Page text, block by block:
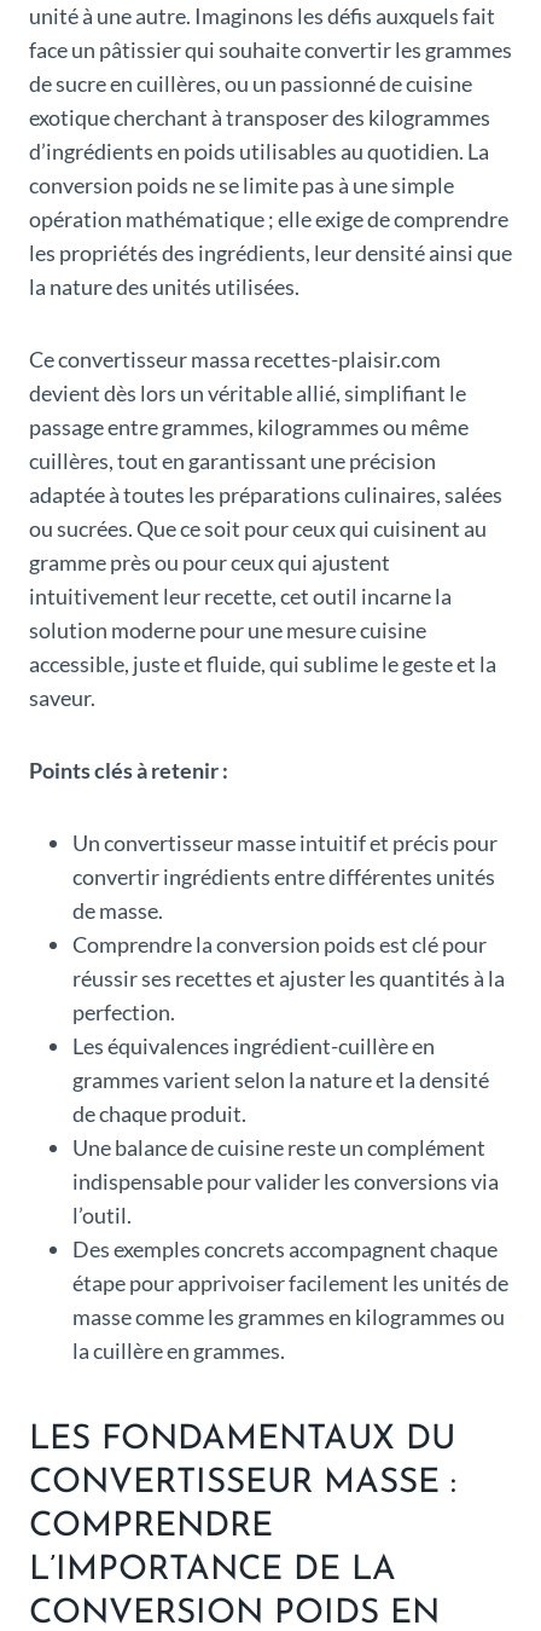
unité à une autre. Imaginons les défis auxquels fait
face un pâtissier qui souhaite convertir les grammes
de sucre en cuillères, ou un passionné de cuisine
exotique cherchant à transposer des kilogrammes
d’ingrédients en poids utilisables au quotidien. La
conversion poids ne se limite pas à une simple
opération mathématique ; elle exige de comprendre
les propriétés des ingrédients, leur densité ainsi que
la nature des unités utilisées.
Ce convertisseur massa recettes-plaisir.com
devient dès lors un véritable allié, simplifiant le
passage entre grammes, kilogrammes ou même
cuillères, tout en garantissant une précision
adaptée à toutes les préparations culinaires, salées
ou sucrées. Que ce soit pour ceux qui cuisinent au
gramme près ou pour ceux qui ajustent
intuitivement leur recette, cet outil incarne la
solution moderne pour une mesure cuisine
accessible, juste et fluide, qui sublime le geste et la
saveur.
Points clés à retenir :
Un convertisseur masse intuitif et précis pour
convertir ingrédients entre différentes unités
de masse.
Comprendre la conversion poids est clé pour
réussir ses recettes et ajuster les quantités à la
perfection.
Les équivalences ingrédient-cuillère en
grammes varient selon la nature et la densité
de chaque produit.
Une balance de cuisine reste un complément
indispensable pour valider les conversions via
l’outil.
Des exemples concrets accompagnent chaque
étape pour apprivoiser facilement les unités de
masse comme les grammes en kilogrammes ou
la cuillère en grammes.
LES FONDAMENTAUX DU
CONVERTISSEUR MASSE :
COMPRENDRE
L’IMPORTANCE DE LA
CONVERSION POIDS EN